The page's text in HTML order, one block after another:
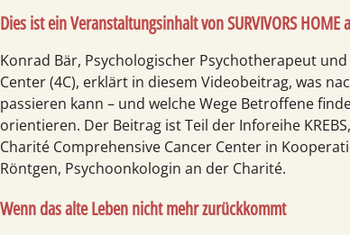
Dies ist ein Veranstaltungsinhalt vonSURVIVORS
Konrad Bär, Psychologischer Psycho­therapeut
Center (4C), erklärt in diesem Video­beitrag, was
passieren kann – und welche Wege Betroffene
orientieren. Der Beitrag ist Teil der Inforeihe
Charité Comprehensive Cancer Center in
Röntgen, Psycho­onkologin an der Charité.
Wenn das alte Leben nicht mehr zurückkommt